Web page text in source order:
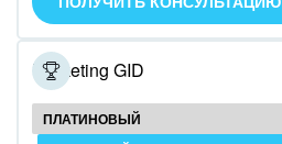
Оборудование, техника
Полиграфия
Ритуальные услуги
Marketing GID
ПЛАТИНОВЫЙ